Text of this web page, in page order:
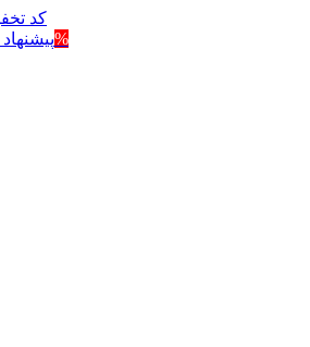
کد
تا 90%